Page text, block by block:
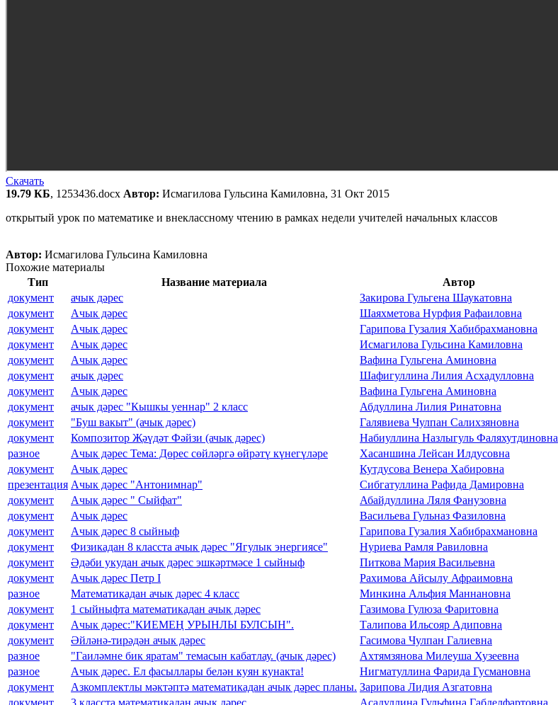
Скачать
19.79 КБ, 1253436.docx Автор: Исмагилова Гульсина Камиловна, 31 Окт 2015
открытый урок по математике и внеклассному чтению в рамках недели учителей начальных классов
Автор: Исмагилова Гульсина Камиловна
Похожие материалы
Тип
Название материала Автор
документ
ачык дәрес Закирова Гульгена Шаукатовна
документ
Ачык дәрес Шаяхметова Нурфия Рафаиловна
документ
Ачык дәрес Гарипова Гузалия Хабибрахмановна
документ
Ачык дәрес Исмагилова Гульсина Камиловна
документ
Ачык дәрес Вафина Гульгена Аминовна
документ
ачык дәрес Шафигуллина Лилия Асхадулловна
документ
Ачык дәрес Вафина Гульгена Аминовна
документ
ачык дәрес "Кышкы уеннар" 2 класс Абдуллина Лилия Ринатовна
документ
"Буш вакыт" (ачык дәрес) Галявиева Чулпан Салихзяновна
документ
Композитор Җәүдәт Фәйзи (ачык дәрес) Набиуллина Назлыгуль Фаляхутдиновна
разное
Ачык дәрес Тема: Дөрес сөйләргә өйрәтү күнегүләре Хасаншина Лейсан Илдусовна
документ
Ачык дәрес Кутдусова Венера Хабировна
презентация Ачык дәрес "Антонимнар" Сибгатуллина Рафида Дамировна
документ
Ачык дәрес " Сыйфат" Абайдуллина Ляля Фанузовна
документ
Ачык дәрес Васильева Гульназ Фазиловна
документ
Ачык дәрес 8 сыйныф Гарипова Гузалия Хабибрахмановна
документ
Физикадан 8 класста ачык дәрес "Ягулык энергиясе" Нуриева Рамля Равиловна
документ
Әдәби укудан ачык дәрес эшкәртмәсе 1 сыйныф Питкова Мария Васильевна
документ
Ачык дәрес Петр I Рахимова Айсылу Афраимовна
разное
Математикадан ачык дәрес 4 класс Минкина Альфия Маннановна
документ
1 сыйныфта математикадан ачык дәрес Газимова Гулюза Фаритовна
документ
Ачык дәрес:"КИЕМЕҢ УРЫНЛЫ БУЛСЫН". Талипова Ильсояр Адиповна
документ
Әйләнә-тирәдән ачык дәрес Гасимова Чулпан Галиевна
разное
"Гаиләмне бик яратам" темасын кабатлау. (ачык дәрес) Ахтямзянова Милеуша Хузеевна
разное
Ачык дәрес. Ел фасыллары белән куян кунакта! Нигматуллина Фарида Гусмановна
документ
Азкомплектлы мәктәптә математикадан ачык дәрес планы. Зарипова Лидия Азгатовна